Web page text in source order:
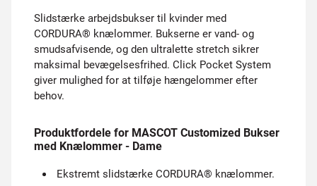
Slidstærke arbejdsbukser til kvinder med
CORDURA® knælommer. Bukserne er vand- og
smudsafvisende, og den ultralette stretch sikrer
maksimal bevægelsesfrihed. Click Pocket System
giver mulighed for at tilføje hængelommer efter
behov.
Produktfordele for MASCOT Customized Bukser
med Knælommer - Dame
Ekstremt slidstærke CORDURA® knælommer.